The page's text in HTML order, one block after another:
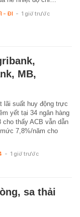
- ĐI - 1 giờ trước
MB,
lãi suất huy động trực
yết tại 34 ngân hàng
cho thấy ACB vẫn dẫn
7,8%/năm cho
- 1 giờ trước
sa thải